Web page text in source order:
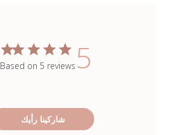
5
Based on 5 reviews
شاركينا رأيك